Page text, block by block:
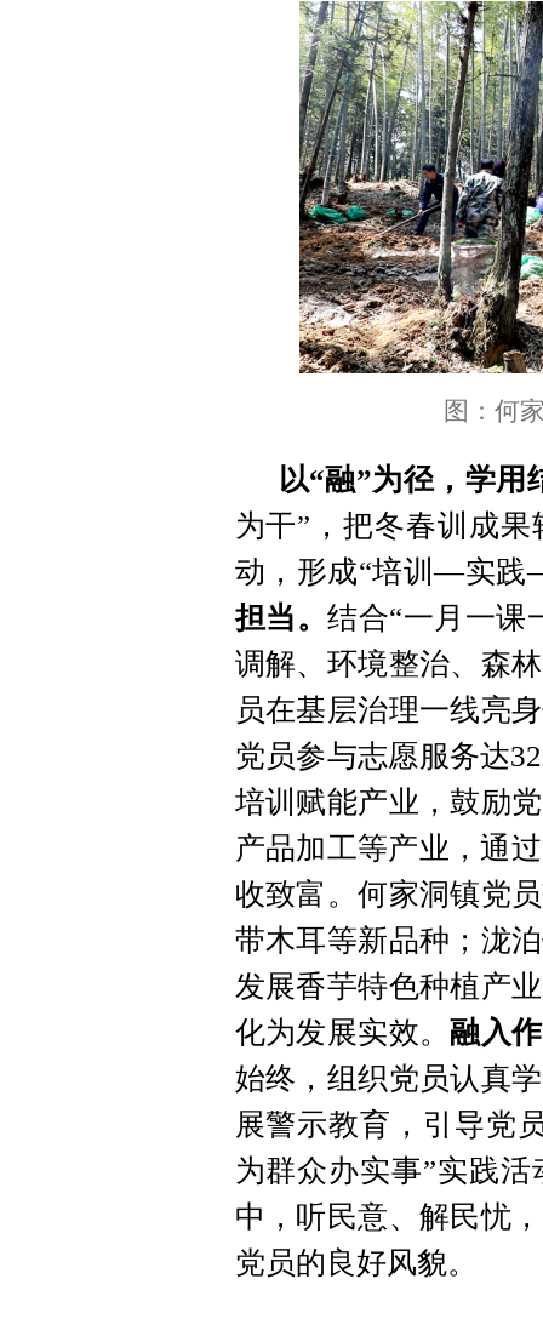
图：何
以“融”为径，学用
为干”，把冬春训成
动，形成“培训—实践
担当。 结合“一月一课
调解、环境整治、森
员在基层治理一线亮
党员参与志愿服务达
培训赋能产业，鼓励
产品加工等产业，通
收致富。何家洞镇党
带木耳等新品种；泷
发展香芋特色种植产
化为发展实效。融入
始终，组织党员认真
展警示教育，引导党
为群众办实事”实践
中，听民意、解民忧
党员的良好风貌。